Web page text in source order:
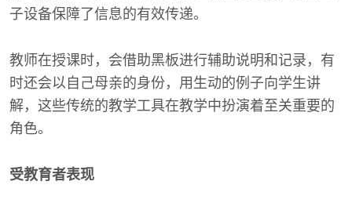
子设备保障了信息的有效传递。
教师在授课时，会借助黑板进行辅助说明和记录，有
时还会以自己母亲的身份，用生动的例子向学生讲
解，这些传统的教学工具在教学中扮演着至关重要的
角色。
受教育者表现